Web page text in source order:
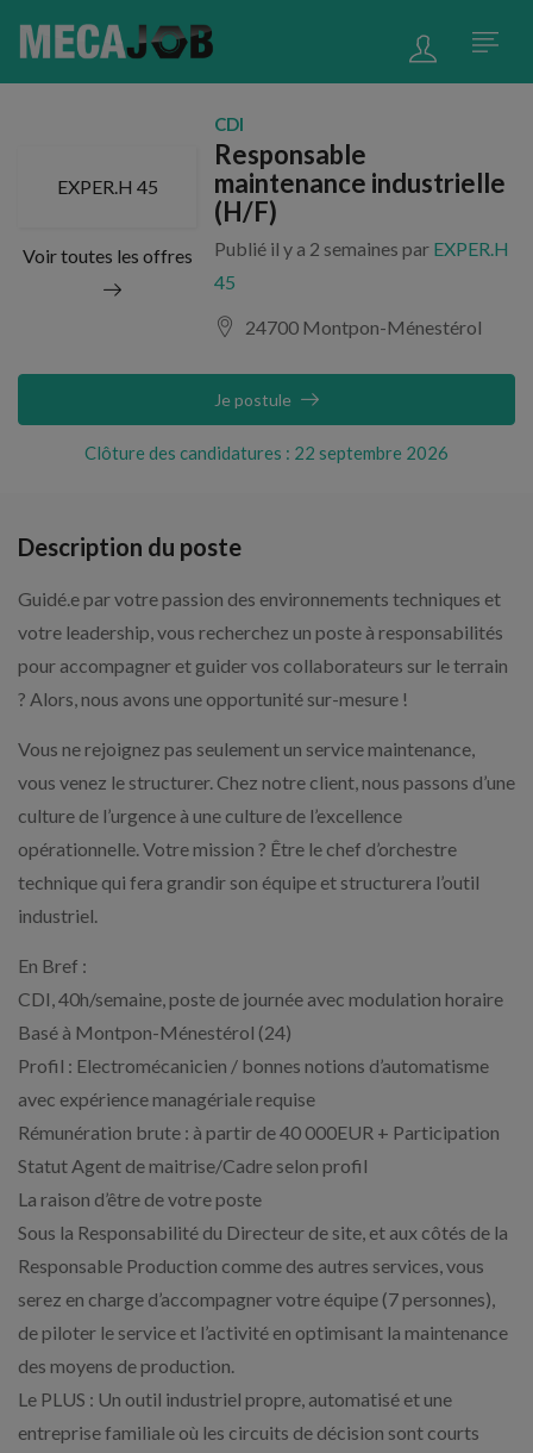
EXPER.H 45
Voir toutes les offres
CDI
Responsable
maintenance industrielle
(H/F)
Publié il y a 2 semaines par EXPER.H
45
24700 Montpon-Ménestérol
Clôture des candidatures : 22 septembre 2026
Je postule
Description du poste
Guidé.e par votre passion des environnements techniques et
votre leadership, vous recherchez un poste à responsabilités
pour accompagner et guider vos collaborateurs sur le terrain
? Alors, nous avons une opportunité sur-mesure !
Vous ne rejoignez pas seulement un service maintenance,
vous venez le structurer. Chez notre client, nous passons d’une
culture de l’urgence à une culture de l’excellence
opérationnelle. Votre mission ? Être le chef d’orchestre
technique qui fera grandir son équipe et structurera l’outil
industriel.
En Bref :
CDI, 40h/semaine, poste de journée avec modulation horaire
Basé à Montpon-Ménestérol (24)
Profil : Electromécanicien / bonnes notions d’automatisme
avec expérience managériale requise
Rémunération brute : à partir de 40 000EUR + Participation
Statut Agent de maitrise/Cadre selon profil
La raison d’être de votre poste
Sous la Responsabilité du Directeur de site, et aux côtés de la
Responsable Production comme des autres services, vous
serez en charge d’accompagner votre équipe (7 personnes),
de piloter le service et l’activité en optimisant la maintenance
des moyens de production.
Le PLUS : Un outil industriel propre, automatisé et une
entreprise familiale où les circuits de décision sont courts